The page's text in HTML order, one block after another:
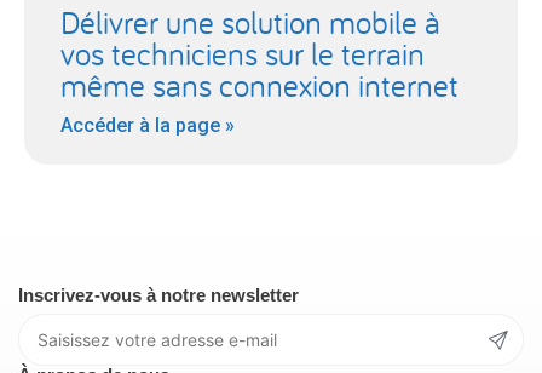
Délivrer une solution mobile à
vos techniciens sur le terrain
même sans connexion internet
Accéder à la page »
Inscrivez-vous à notre newsletter